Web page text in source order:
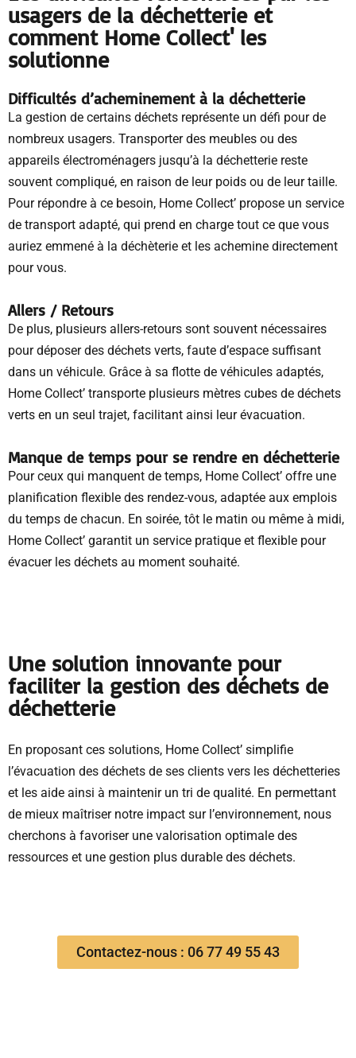
usagers de la déchetterie et
comment Home Collect' les
solutionne
Difficultés d’acheminement à la déchetterie
La gestion de certains déchets représente un défi pour de
nombreux usagers. Transporter des meubles ou des
appareils électroménagers jusqu’à la déchetterie reste
souvent compliqué, en raison de leur poids ou de leur taille.
Pour répondre à ce besoin, Home Collect’ propose un service
de transport adapté, qui prend en charge tout ce que vous
auriez emmené à la déchèterie et les achemine directement
pour vous.
Allers / Retours
De plus, plusieurs allers-retours sont souvent nécessaires
pour déposer des déchets verts, faute d’espace suffisant
dans un véhicule. Grâce à sa flotte de véhicules adaptés,
Home Collect’ transporte plusieurs mètres cubes de déchets
verts en un seul trajet, facilitant ainsi leur évacuation.
Manque de temps pour se rendre en déchetterie
Pour ceux qui manquent de temps, Home Collect’ offre une
planification flexible des rendez-vous, adaptée aux emplois
du temps de chacun. En soirée, tôt le matin ou même à midi,
Home Collect’ garantit un service pratique et flexible pour
évacuer les déchets au moment souhaité.
Une solution innovante pour
faciliter la gestion des déchets de
déchetterie
En proposant ces solutions, Home Collect’ simplifie
l’évacuation des déchets de ses clients vers les déchetteries
et les aide ainsi à maintenir un tri de qualité. En permettant
de mieux maîtriser notre impact sur l’environnement, nous
cherchons à favoriser une valorisation optimale des
ressources et une gestion plus durable des déchets.
Contactez-nous : 06 77 49 55 43